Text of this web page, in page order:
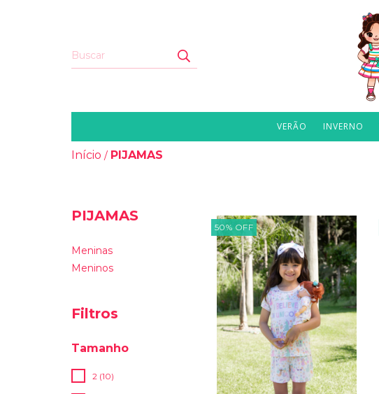
VERÃO INVERNO
Início / PIJAMAS
PIJAMAS
Meninas
Meninos
Filtros
Tamanho
2 (10)
50% OFF